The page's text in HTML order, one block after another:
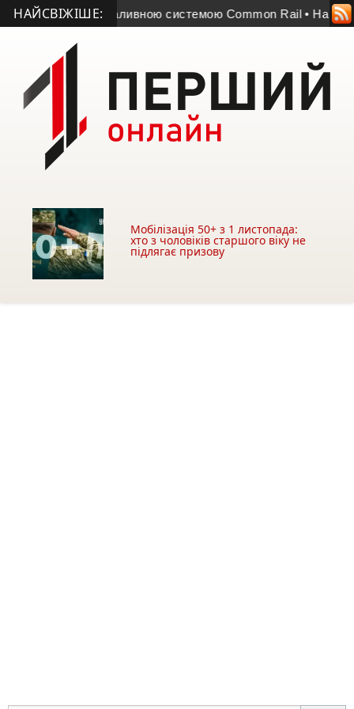
НАЙСВІЖІШЕ:
проблеми з паливною системою Common Rail • На
Мобілізація 50+ з 1 листопада:
хто з чоловіків старшого віку не
підлягає призову